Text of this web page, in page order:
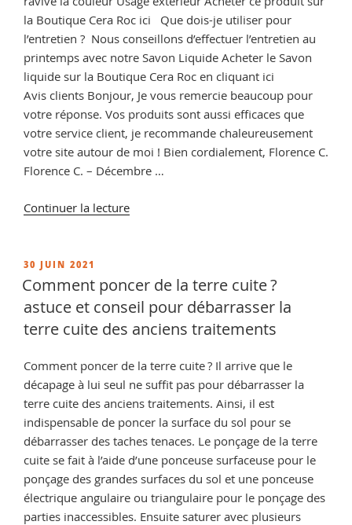
la Boutique Cera Roc ici Que dois-je utiliser pour
l’entretien ? Nous conseillons d’effectuer l’entretien au
printemps avec notre Savon Liquide Acheter le Savon
liquide sur la Boutique Cera Roc en cliquant ici
Avis clients Bonjour, Je vous remercie beaucoup pour
votre réponse. Vos produits sont aussi efficaces que
votre service client, je recommande chaleureusement
votre site autour de moi ! Bien cordialement, Florence C.
Florence C. – Décembre …
Continuer la lecturede
protection
pour
terrasses »
PUBLIÉ
LE
30 JUIN 2021
Comment poncer de la terre cuite ?
astuce et conseil pour débarrasser la
terre cuite des anciens traitements
Comment poncer de la terre cuite ? Il arrive que le
décapage à lui seul ne suffit pas pour débarrasser la
terre cuite des anciens traitements. Ainsi, il est
indispensable de poncer la surface du sol pour se
débarrasser des taches tenaces. Le ponçage de la terre
cuite se fait à l’aide d’une ponceuse surfaceuse pour le
ponçage des grandes surfaces du sol et une ponceuse
électrique angulaire ou triangulaire pour le ponçage des
parties inaccessibles. Ensuite saturer avec plusieurs